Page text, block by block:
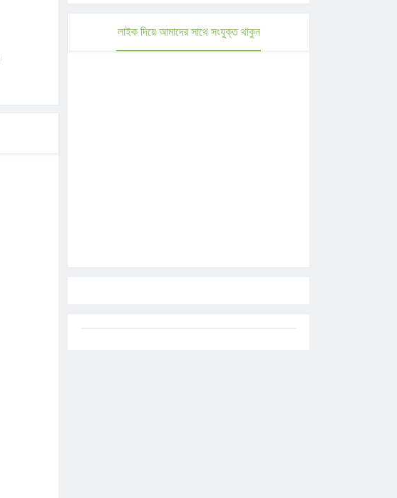
লাইক দিয়ে আমাদের সাথে সংযুক্ত থাকুন